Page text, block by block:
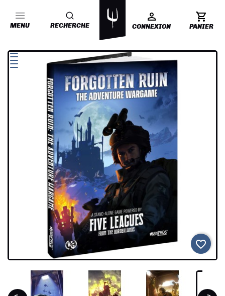
MENU RECHERCHE CONNEXION PANIER
favorite_border